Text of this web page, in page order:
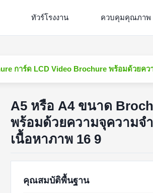
ทัวร์โรงงาน ควบคุมคุณภาพ
การ์ด LCD Video Brochure พร้อมด้วยคว
A5 หรือ A4 ขนาด
พร้อมด้วยความจุความจํ
เนื้อหาภาพ 16 9
คุณสมบัติพื้นฐาน